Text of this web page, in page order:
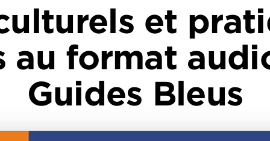
et
au format
Guides Bleus